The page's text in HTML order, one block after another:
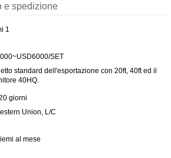
e spedizione
1
SET
standard dell'esportazione con 20ft, 40ft ed il
40HQ.
giorni
Union, L/C
al mese